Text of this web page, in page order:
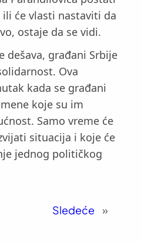
će vlasti nastaviti da
ostaje da se vidi.
dešava, građani Srbije
Ova
kada se građani
koje su im
Samo vreme će
situacija i koje će
jednog političkog
Sledeće »